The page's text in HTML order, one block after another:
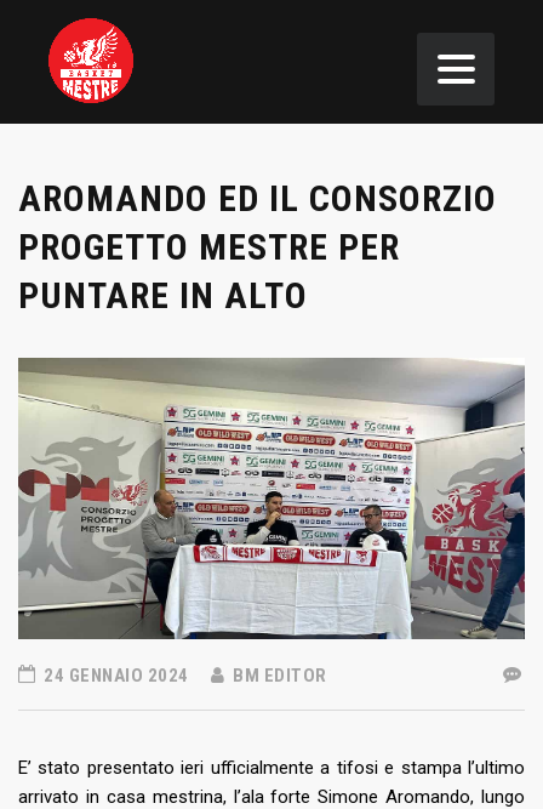
AROMANDO ED IL CONSORZIO
PROGETTO MESTRE PER
PUNTARE IN ALTO
24 GENNAIO 2024 BM EDITOR
E’ stato presentato ieri ufficialmente a tifosi e stampa l’ultimo
arrivato in casa mestrina, l’ala forte Simone Aromando, lungo